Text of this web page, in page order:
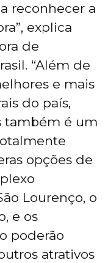
reconhecer a
explica
de
“Além de
e mais
do país,
também é um
opções de
Lourenço, o
e os
poderão
atrativos